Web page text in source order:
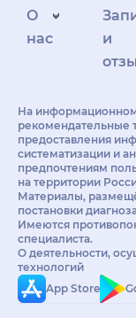
О
нас
и
На
рекомендательные
предоставления
систематизации и
предпочтениям
на территории
Материалы,
постановки
Имеются
специалиста.
О деятельности,
технологий
App Store